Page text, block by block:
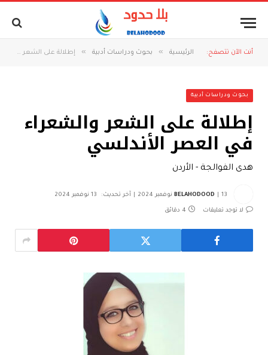
أنت الآن تتصفح: الرئيسية » بحوث ودراسات أدبية » إطلالة على الشعر والشعراء في العصر الأندلسي
بحوث ودراسات أدبية
إطلالة على الشعر والشعراء
في العصر الأندلسي
هدى الفوالجة - الأردن
BELAHODOOD 13 نوفمبر 2024 آخر تحديث: 13 نوفمبر 2024
لا توجد تعليقات 4 دقائق